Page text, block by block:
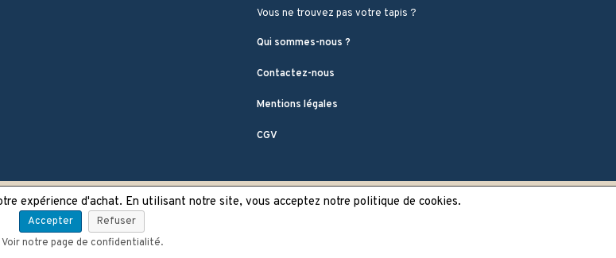
Vous ne trouvez pas votre tapis ?
Qui sommes-nous ?
Contactez-nous
Mentions légales
CGV
expérience d'achat. En utilisant notre site, vous acceptez notre politique de cookies.
Accepter
Refuser
Voir notre page de confidentialité.